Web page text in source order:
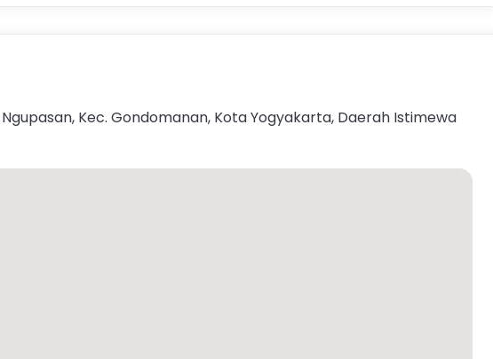
Kec. Gondomanan, Kota Yogyakarta, Daerah Istimewa